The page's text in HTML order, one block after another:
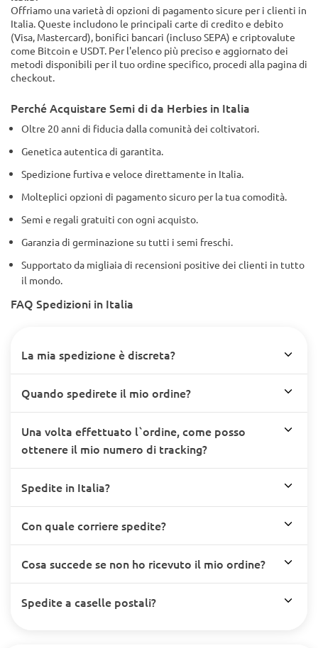
Offriamo una varietà di opzioni di pagamento sicure per i clienti in
Italia. Queste includono le principali carte di credito e debito
(Visa, Mastercard), bonifici bancari (incluso SEPA) e criptovalute
come Bitcoin e USDT. Per l'elenco più preciso e aggiornato dei
metodi disponibili per il tuo ordine specifico, procedi alla pagina di
checkout.
Perché Acquistare Semi di da Herbies in Italia
Oltre 20 anni di fiducia dalla comunità dei coltivatori.
Genetica autentica di garantita.
Spedizione furtiva e veloce direttamente in Italia.
Molteplici opzioni di pagamento sicuro per la tua comodità.
Semi e regali gratuiti con ogni acquisto.
Garanzia di germinazione su tutti i semi freschi.
Supportato da migliaia di recensioni positive dei clienti in tutto
il mondo.
FAQ Spedizioni in Italia
La mia spedizione è discreta?
Quando spedirete il mio ordine?
Una volta effettuato l`ordine, come posso
ottenere il mio numero di tracking?
Spedite in Italia?
Con quale corriere spedite?
Cosa succede se non ho ricevuto il mio ordine?
Spedite a caselle postali?